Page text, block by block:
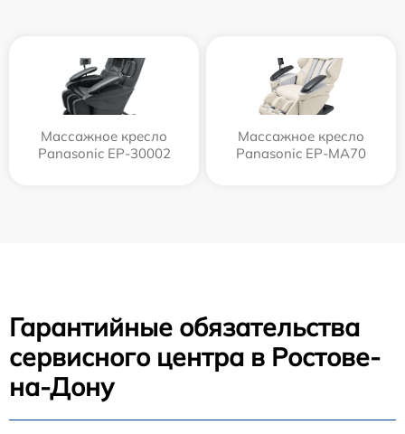
Массажное кресло
Panasonic EP-30002
Массажное кресло
Panasonic EP-MA70
Гарантийные обязательства
сервисного центра в Ростове-
на-Дону